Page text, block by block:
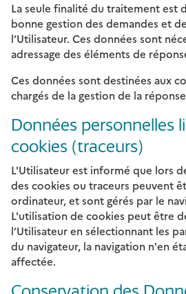
La seule finalité du traitement est
bonne gestion des demandes et
l’Utilisateur. Ces données sont
adressage des éléments de
Ces données sont destinées aux
chargés de la gestion de la
Données personnelles
cookies (traceurs)
L'Utilisateur est informé que lors
des cookies ou traceurs peuvent
ordinateur, et sont gérés par le
L'utilisation de cookies peut être
l’Utilisateur en sélectionnant les
du navigateur, la navigation n'en
affectée.